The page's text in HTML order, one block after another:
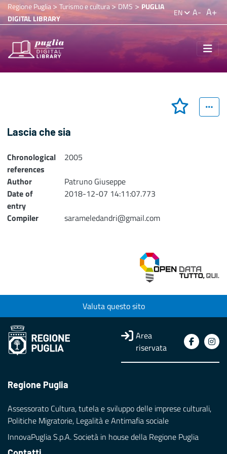
Regione Puglia> Turismo e cultura>DMS > PUGLIA
DIGITAL LIBRARY
EN A- A+
Lascia che sia
Chronological
references
2005
Author
Patruno Giuseppe
Date of
entry
2018-12-07 14:11:07.773
Compiler
sarameledandri@gmail.com
Valuta questo sito
Area
riservata
Regione Puglia
Assessorato Cultura, tutela e sviluppo delle imprese culturali,
Politiche Migratorie, Legalità e Antimafia sociale
InnovaPuglia S.p.A. Società in house della Regione Puglia